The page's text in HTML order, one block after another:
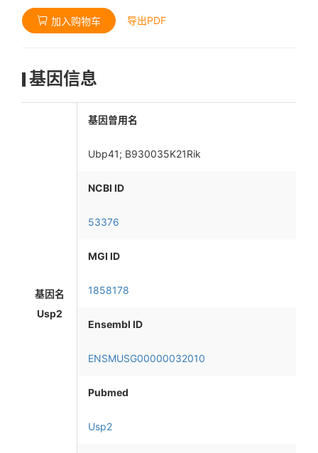
加入购物车 导出PDF
基因信息
基因名
Usp2
基因曾用名
Ubp41; B930035K21Rik
NCBI ID
53376
MGI ID
1858178
Ensembl ID
ENSMUSG00000032010
Pubmed
Usp2